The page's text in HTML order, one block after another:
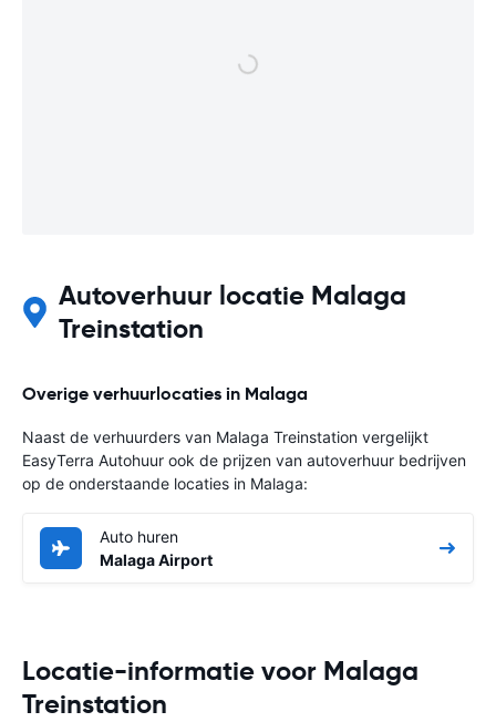
Autoverhuur locatie Malaga
Treinstation
Overige verhuurlocaties in Malaga
Naast de verhuurders van Malaga Treinstation vergelijkt
EasyTerra Autohuur ook de prijzen van autoverhuur bedrijven
op de onderstaande locaties in Malaga:
Auto huren
Malaga Airport
Locatie-informatie voor Malaga
Treinstation